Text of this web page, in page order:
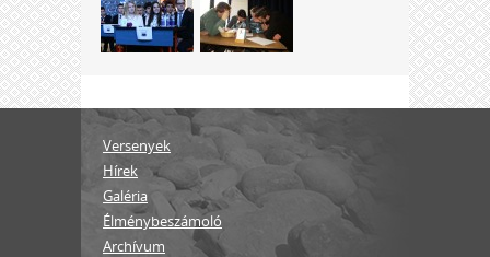
Versenyek
Hírek
Galéria
Élménybeszámoló
Archívum